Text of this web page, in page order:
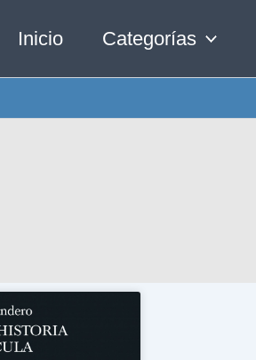
Inicio Categorías